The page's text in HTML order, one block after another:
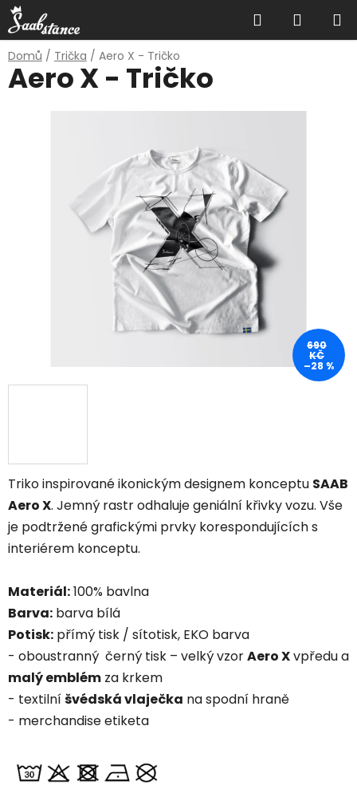
Přejít
na
obsah
Hledat
KOŠÍK
Domů / Trička / Aero X - Tričko
Triko inspirované ikonickým designem konceptu SAAB
Aero X. Jemný rastr odhaluje geniální křivky vozu. Vše
je podtržené grafickými prvky korespondujících s
interiérem konceptu.
Materiál:100% bavlna
Barva: barva bílá
Potisk: přímý tisk / sítotisk, EKO barva
- oboustranný černý tisk – velký vzorAero Xvpředu a
malý emblém za krkem
- textilníšvédská vlaječka na spodní hraně
- merchandise etiketa
Aero X - Tričko
690
KČ
–28 %